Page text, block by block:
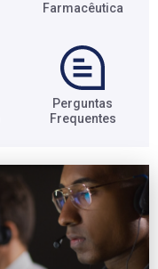
Farmacêutica​
Perguntas
Frequentes​